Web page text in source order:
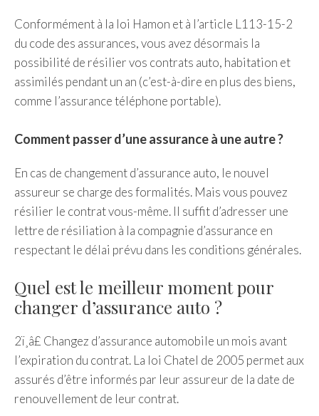
Conformément à la loi Hamon et à l’article L113-15-2
du code des assurances, vous avez désormais la
possibilité de résilier vos contrats auto, habitation et
assimilés pendant un an (c’est-à-dire en plus des biens,
comme l’assurance téléphone portable).
Comment passer d’une assurance à une autre ?
En cas de changement d’assurance auto, le nouvel
assureur se charge des formalités. Mais vous pouvez
résilier le contrat vous-même. Il suffit d’adresser une
lettre de résiliation à la compagnie d’assurance en
respectant le délai prévu dans les conditions générales.
Quel est le meilleur moment pour
changer d’assurance auto ?
2ï¸â£ Changez d’assurance automobile un mois avant
l’expiration du contrat. La loi Chatel de 2005 permet aux
assurés d’être informés par leur assureur de la date de
renouvellement de leur contrat.